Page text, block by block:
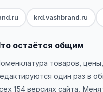
krd.vashbrand.ru
остаётся общим
товаров,
один раз в
154 версиях сайта.